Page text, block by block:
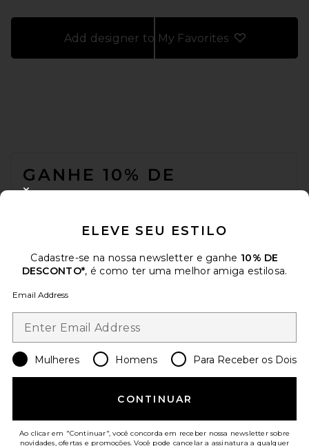
Add designer to My Favorites
GANHE 10% DE
DESCONTO
Opte por sair a qualquer momento.
Política de Privacidade
Email Address
Sign Up
Change Country Regions
USD
AJUDE-NOS A MELHORAR!
Responda uma rápida pesquisa sobre seu acesso.Vamos lá!
ELEVE SEU ESTILO
Cadastre-se na nossa newsletter e ganhe 10% DE
DESCONTO*, é como ter uma melhor amiga estilosa.
Email Address
Mulheres Homens Para Receber os Dois
CONTINUAR
Ao clicar em "Continuar", você concorda em receber nossa newsletter sobre
novidades, ofertas e promoções. Você pode cancelar a assinatura a qualquer